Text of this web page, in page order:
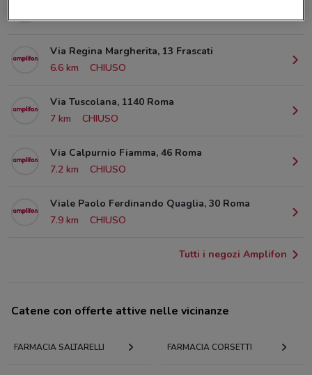
6.3 km
CHIUSO
Via Regina Margherita, 13 Frascati
6.6 km
CHIUSO
Via Tuscolana, 1140 Roma
7 km
CHIUSO
Via Calpurnio Fiamma, 46 Roma
7.2 km
CHIUSO
Viale Paolo Ferdinando Quaglia, 30 Roma
7.9 km
CHIUSO
Tutti i negozi Amplifon
Catene con offerte attive nelle vicinanze
FARMACIA SALTARELLI FARMACIA CORSETTI